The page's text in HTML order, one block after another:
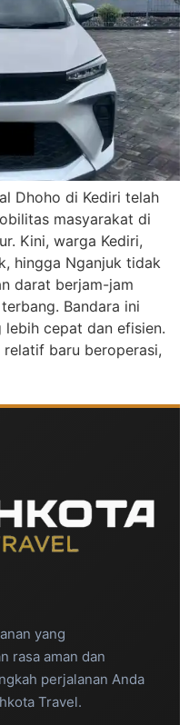
Dhoho di Kediri telah
masyarakat di
Kini, warga Kediri,
hingga Nganjuk tidak
darat berjam-jam
Bandara ini
lebih cepat dan efisien.
relatif baru beroperasi,
yang
rasa aman dan
perjalanan Anda
Travel.